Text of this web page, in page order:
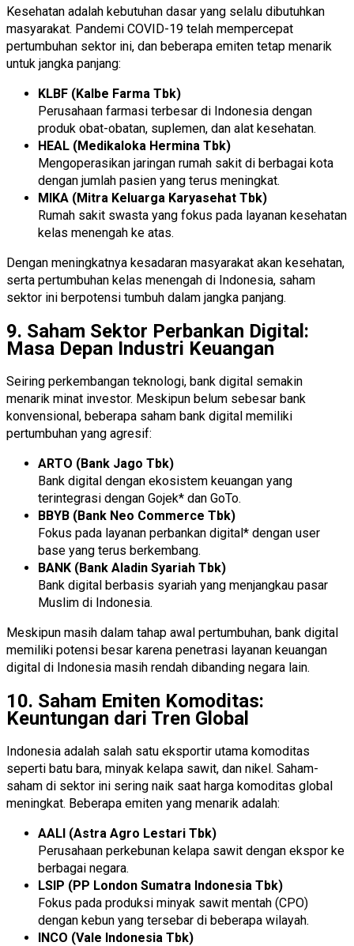
Kesehatan adalah kebutuhan dasar yang selalu dibutuhkan
masyarakat. Pandemi COVID-19 telah mempercepat
pertumbuhan sektor ini, dan beberapa emiten tetap menarik
untuk jangka panjang:
KLBF (Kalbe Farma Tbk)
Perusahaan farmasi terbesar di Indonesia dengan
produk obat-obatan, suplemen, dan alat kesehatan.
HEAL (Medikaloka Hermina Tbk)
Mengoperasikan jaringan rumah sakit di berbagai kota
dengan jumlah pasien yang terus meningkat.
MIKA (Mitra Keluarga Karyasehat Tbk)
Rumah sakit swasta yang fokus pada layanan kesehatan
kelas menengah ke atas.
Dengan meningkatnya kesadaran masyarakat akan kesehatan,
serta pertumbuhan kelas menengah di Indonesia, saham
sektor ini berpotensi tumbuh dalam jangka panjang.
9. Saham Sektor Perbankan Digital:
Masa Depan Industri Keuangan
Seiring perkembangan teknologi, bank digital semakin
menarik minat investor. Meskipun belum sebesar bank
konvensional, beberapa saham bank digital memiliki
pertumbuhan yang agresif:
ARTO (Bank Jago Tbk)
Bank digital dengan ekosistem keuangan yang
terintegrasi dengan Gojek* dan GoTo.
BBYB (Bank Neo Commerce Tbk)
Fokus pada layanan perbankan digital* dengan user
base yang terus berkembang.
BANK (Bank Aladin Syariah Tbk)
Bank digital berbasis syariah yang menjangkau pasar
Muslim di Indonesia.
Meskipun masih dalam tahap awal pertumbuhan, bank digital
memiliki potensi besar karena penetrasi layanan keuangan
digital di Indonesia masih rendah dibanding negara lain.
10. Saham Emiten Komoditas:
Keuntungan dari Tren Global
Indonesia adalah salah satu eksportir utama komoditas
seperti batu bara, minyak kelapa sawit, dan nikel. Saham-
saham di sektor ini sering naik saat harga komoditas global
meningkat. Beberapa emiten yang menarik adalah:
AALI (Astra Agro Lestari Tbk)
Perusahaan perkebunan kelapa sawit dengan ekspor ke
berbagai negara.
LSIP (PP London Sumatra Indonesia Tbk)
Fokus pada produksi minyak sawit mentah (CPO)
dengan kebun yang tersebar di beberapa wilayah.
INCO (Vale Indonesia Tbk)